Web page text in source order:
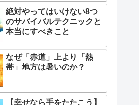
絶対やってはいけない8つ
のサバイバルテクニックと
本当にすべきこと
なぜ「赤道」上より「熱
帯」地方は暑いのか？
【幸せなら手をたたこう】